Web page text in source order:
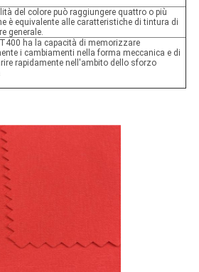
del colore può raggiungere quattro o più
è equivalente alle caratteristiche di tintura di
generale.
T400 ha la capacità di memorizzare
i cambiamenti nella forma meccanica e di
rapidamente nell'ambito dello sforzo